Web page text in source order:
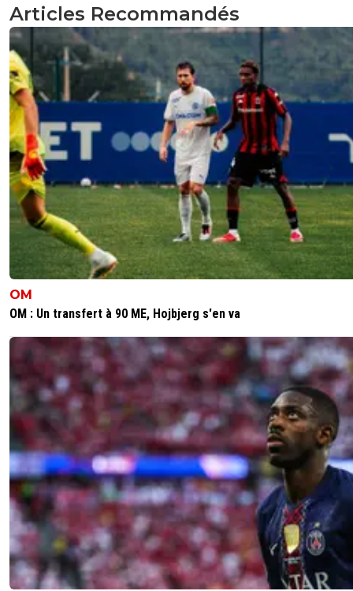
Articles Recommandés
OM
OM : Un transfert à 90 ME, Hojbjerg s'en va